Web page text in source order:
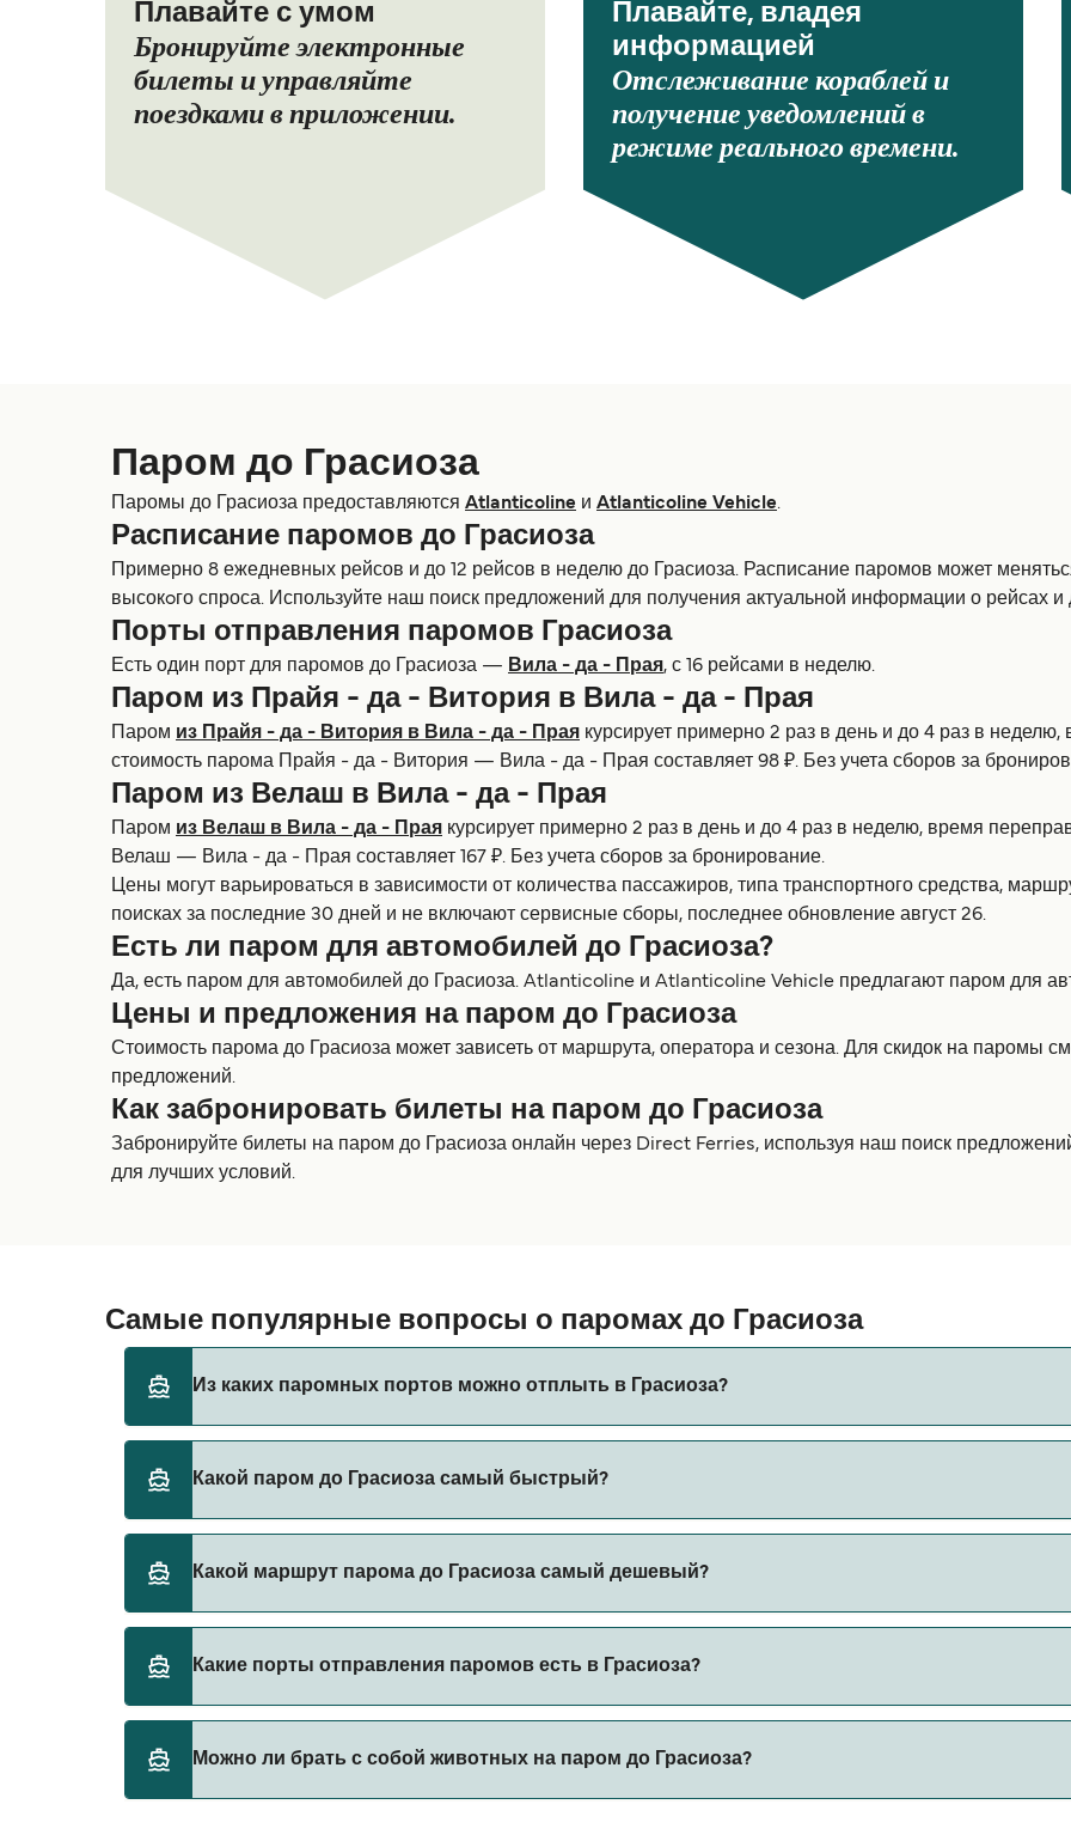
Плавайте с умом
Бронируйте электронные
билеты и управляйте
поездками в приложении.
Плавайте, владея
информацией
Отслеживание кораблей и
получение уведомлений в
режиме реального времени.
Паром до Грасиоза
Паромы до Грасиоза предоставляются Atlanticoline и Atlanticoline Vehicle.
Расписание паромов до Грасиоза
Примерно 8 ежедневных рейсов и до 12 рейсов в неделю до Грасиоза. Расписание паромов может
высокoго спроса. Используйте наш поиск предложений для получения актуальной информации о рейсах и
Порты отправления паромов Грасиоза
Есть один порт для паромов до Грасиоза — Вила - да - Прая , с 16 рейсами в неделю.
Паром из Прайя - да - Витория в Вила - да - Прая
Паром из Прайя - да - Витория в Вила - да - Прая
курсирует примерно 2 раз в день и до 4 раз в
стоимость парома Прайя - да - Витория — Вила - да - Прая составляет 98 ₽. Без учета сборов за
Паром из Велаш в Вила - да - Прая
Паром из Велаш в Вила - да - Прая
курсирует примерно 2 раз в день и до 4 раз в неделю, время
Велаш — Вила - да - Прая составляет 167 ₽. Без учета сборов за бронирование.
Цены могут варьироваться в зависимости от количества пассажиров, типа транспортного средства,
поисках за последние 30 дней и не включают сервисные сборы, последнее обновление август 26.
Есть ли паром для автомобилей до Грасиоза?
Да, есть паром для автомобилей до Грасиоза. Atlanticoline и Atlanticoline Vehicle предлагают паром для
Цены и предложения на паром до Грасиоза
Стоимость парома до Грасиоза может зависеть от маршрута, оператора и сезона. Для скидок на паромы
предложений.
Как забронировать билеты на паром до Грасиоза
Забронируйте билеты на паром до Грасиоза онлайн через Direct Ferries, используя наш поиск
для лучших условий.
Самые популярные вопросы о паромах до Грасиоза
Из каких паромных портов можно отплыть в Грасиоза?
Какой паром до Грасиоза самый быстрый?
Какой маршрут парома до Грасиоза самый дешевый?
Какие порты отправления паромов есть в Грасиоза?
Можно ли брать с собой животных на паром до Грасиоза?